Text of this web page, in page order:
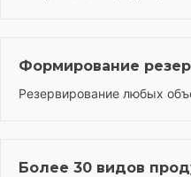
Формирование
Резервирование любых
Более 30 видов